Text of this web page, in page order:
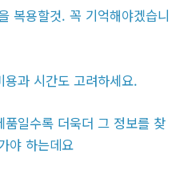
복용할것. 꼭 기억해야겠습니
과 시간도 고려하세요.
일수록 더욱더 그 정보를 찾
야 하는데요